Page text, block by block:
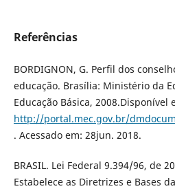
Referências
BORDIGNON, G. Perfil dos
educação. Brasília: Ministério da
Educação Básica, 2008.Disponível
http://portal.mec.gov.br/
. Acessado em: 28jun. 2018.
BRASIL. Lei Federal 9.394/96, de
Estabelece as Diretrizes e Bases